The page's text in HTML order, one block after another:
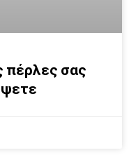
πέρλες σας